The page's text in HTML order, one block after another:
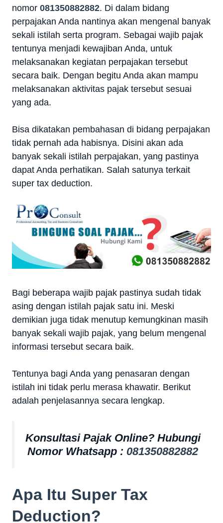
nomor 081350882882. Di dalam bidang
perpajakan Anda nantinya akan mengenal banyak
sekali istilah serta program. Sebagai wajib pajak
tentunya menjadi kewajiban Anda, untuk
melaksanakan kegiatan perpajakan tersebut
secara baik. Dengan begitu Anda akan mampu
melaksanakan aktivitas pajak tersebut sesuai
yang ada.
Bisa dikatakan pembahasan di bidang perpajakan
tidak pernah ada habisnya. Disini akan ada
banyak sekali istilah perpajakan, yang pastinya
dapat Anda perhatikan. Salah satunya terkait
super tax deduction.
Bagi beberapa wajib pajak pastinya sudah tidak
asing dengan istilah pajak satu ini. Meski
demikian juga tidak menutup kemungkinan masih
banyak sekali wajib pajak, yang belum mengenal
informasi tersebut secara baik.
Tentunya bagi Anda yang penasaran dengan
istilah ini tidak perlu merasa khawatir. Berikut
adalah penjelasannya secara lengkap.
Konsultasi Pajak Online? Hubungi
Nomor Whatsapp : 081350882882
Apa Itu Super Tax
Deduction?